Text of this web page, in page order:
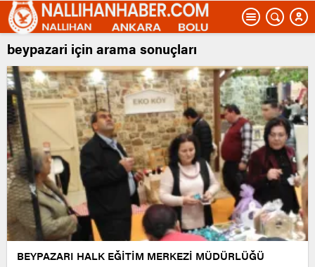
beypazari için arama sonuçları
BEYPAZARI HALK EĞİTİM MERKEZİ MÜDÜRLÜĞÜ